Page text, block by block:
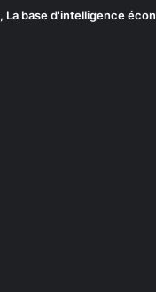
, La base d'intelligence